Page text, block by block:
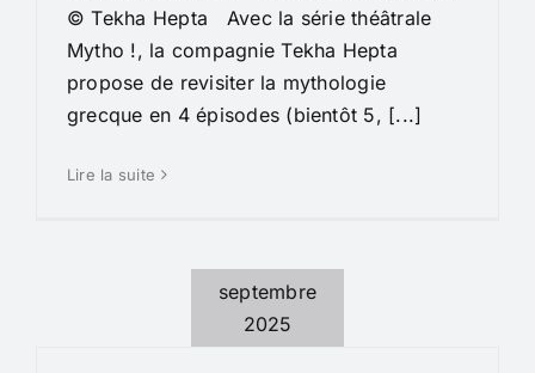
© Tekha Hepta Avec la série théâtrale
Mytho !, la compagnie Tekha Hepta
propose de revisiter la mythologie
grecque en 4 épisodes (bientôt 5, [...]
Lire la suite
septembre
2025